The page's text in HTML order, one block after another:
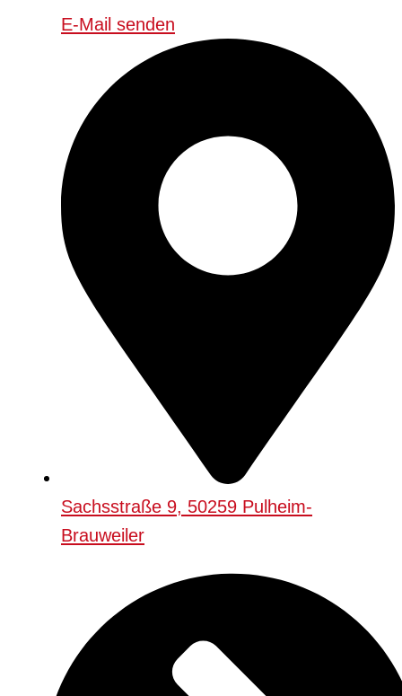
E-Mail senden
Sachsstraße 9, 50259 Pulheim-
Brauweiler